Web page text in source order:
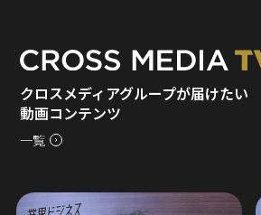
クロスメディアグループが届けたい
動画コンテンツ
一覧